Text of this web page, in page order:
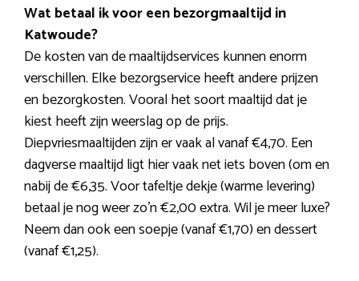
Wat betaal ik voor een bezorgmaaltijd in
Katwoude?
De kosten van de maaltijdservices kunnen enorm
verschillen. Elke bezorgservice heeft andere prijzen
en bezorgkosten. Vooral het soort maaltijd dat je
kiest heeft zijn weerslag op de prijs.
Diepvriesmaaltijden zijn er vaak al vanaf €4,70. Een
dagverse maaltijd ligt hier vaak net iets boven (om en
nabij de €6,35. Voor tafeltje dekje (warme levering)
betaal je nog weer zo’n €2,00 extra. Wil je meer luxe?
Neem dan ook een soepje (vanaf €1,70) en dessert
(vanaf €1,25).